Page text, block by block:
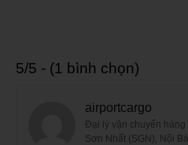
5/5 - (1 bình chọn)
airportcargo
Đại lý vận chuyển hàng
Sơn Nhất (SGN), Nội